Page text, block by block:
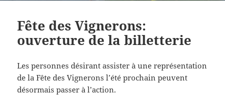
Fête des Vignerons:
ouverture de la billetterie
Les personnes désirant assister à une représentation
de la Fête des Vignerons l’été prochain peuvent
désormais passer à l’action.